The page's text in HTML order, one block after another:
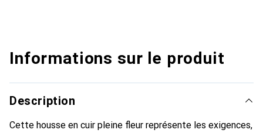
Informations sur le produit
Description
Cette housse en cuir pleine fleur représente les exigences,